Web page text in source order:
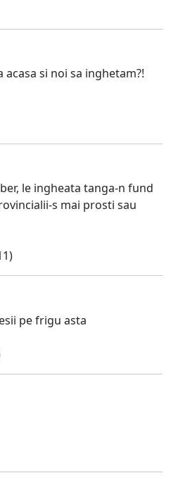
acasa si noi sa inghetam?!
le ingheata tanga-n fund
s mai prosti sau
pe frigu asta